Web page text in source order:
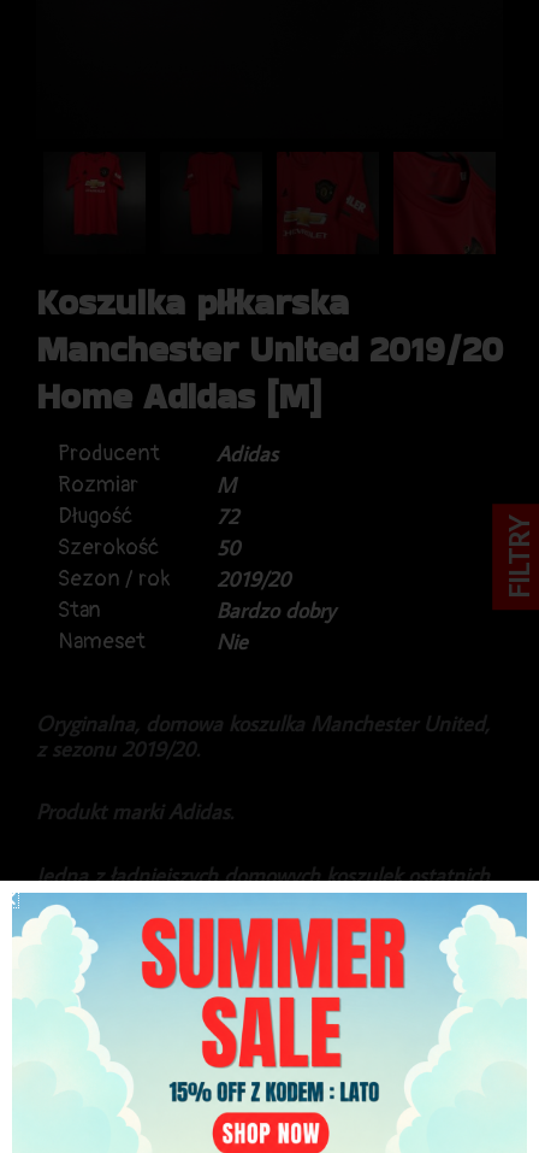
Koszulka piłkarska
Manchester United 2019/20
Home Adidas [M]
Producent
Adidas
Rozmiar
M
Długość
72
Szerokość
50
Sezon / rok
2019/20
Stan
Bardzo dobry
Nameset
Nie
Oryginalna, domowa koszulka Manchester United,
z sezonu 2019/20.
Produkt marki Adidas.
Jedna z ładniejszych domowych koszulek ostatnich
lat.
249.99zł
Najniższa cena w ciągu ostatnich 30 dni: 249.99
FILTRY